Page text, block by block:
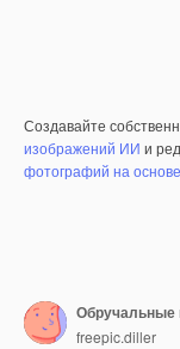
Создавайте
изображений ИИ и
фотографий на
Обручальные
freepic.diller